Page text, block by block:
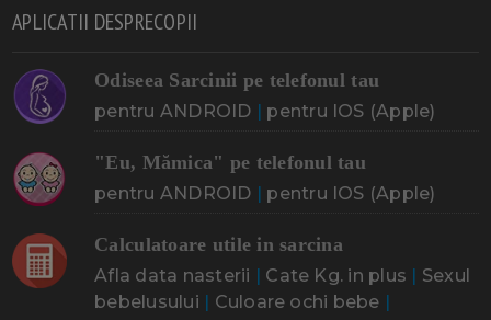
APLICATII DESPRECOPII
Odiseea Sarcinii pe telefonul tau
pentru ANDROID pentru IOS (Apple)
"Eu, Mămica" pe telefonul tau
pentru ANDROID pentru IOS (Apple)
Calculatoare utile in sarcina
Afla data nasterii Cate Kg. in plus
Sexul
bebelusului
Culoare ochi bebe